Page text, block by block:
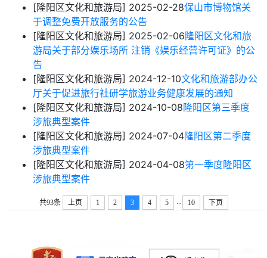
[隆阳区文化和旅游局] 2025-02-28保山市博物馆关
于调整免费开放服务的公告
[隆阳区文化和旅游局] 2025-02-06隆阳区文化和旅
游局关于部分娱乐场所 注销《娱乐经营许可证》的公
告
[隆阳区文化和旅游局] 2024-12-10文化和旅游部办公
厅关于促进旅行社研学旅游业务健康发展的通知
[隆阳区文化和旅游局] 2024-10-08隆阳区第三季度
涉旅典型案件
[隆阳区文化和旅游局] 2024-07-04隆阳区第二季度
涉旅典型案件
[隆阳区文化和旅游局] 2024-04-08第一季度隆阳区
涉旅典型案件
共93条 上页 1 2 3 4 5 ... 10 下页